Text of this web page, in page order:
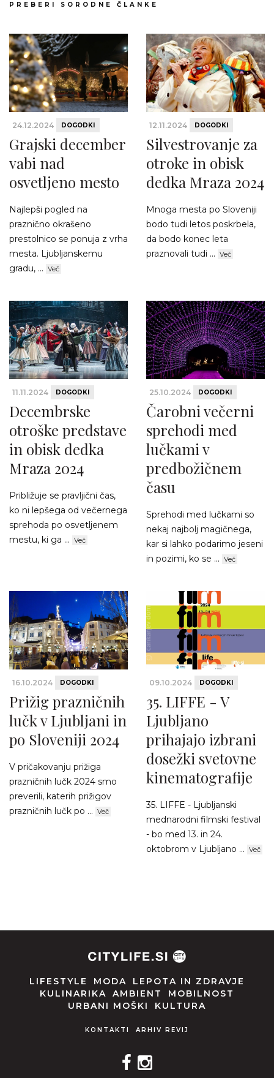
PREBERI SORODNE ČLANKE
24.12.2024 DOGODKI
Grajski december
vabi nad
osvetljeno mesto
Najlepši pogled na
praznično okrašeno
prestolnico se ponuja z vrha
mesta. Ljubljanskemu
gradu, ... Več
12.11.2024 DOGODKI
Silvestrovanje za
otroke in obisk
dedka Mraza 2024
Mnoga mesta po Sloveniji
bodo tudi letos poskrbela,
da bodo konec leta
praznovali tudi ... Več
11.11.2024 DOGODKI
Decembrske
otroške predstave
in obisk dedka
Mraza 2024
Približuje se pravljični čas,
ko ni lepšega od večernega
sprehoda po osvetljenem
mestu, ki ga ... Več
25.10.2024 DOGODKI
Čarobni večerni
sprehodi med
lučkami v
predbožičnem
času
Sprehodi med lučkami so
nekaj najbolj magičnega,
kar si lahko podarimo jeseni
in pozimi, ko se ... Več
16.10.2024 DOGODKI
Prižig prazničnih
lučk v Ljubljani in
po Sloveniji 2024
V pričakovanju prižiga
prazničnih lučk 2024 smo
preverili, katerih prižigov
prazničnih lučk po ... Več
09.10.2024 DOGODKI
35. LIFFE - V
Ljubljano
prihajajo izbrani
dosežki svetovne
kinematografije
35. LIFFE - Ljubljanski
mednarodni filmski festival
- bo med 13. in 24.
oktobrom v Ljubljano ... Več
LIFESTYLE MODA
LEPOTA IN ZDRAVJE
KULINARIKA
AMBIENT
MOBILNOST
URBANI MOŠKI
KULTURA
KONTAKTI ARHIV REVIJ